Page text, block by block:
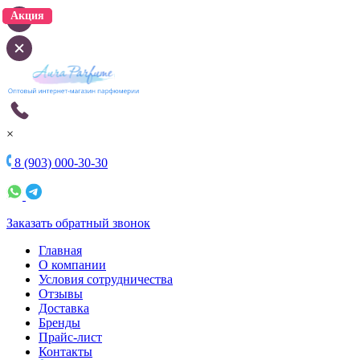
×
8 (903) 000-30-30
Заказать обратный звонок
Главная
О компании
Условия сотрудничества
Отзывы
Доставка
Бренды
Прайс-лист
Контакты
Акция
Акция